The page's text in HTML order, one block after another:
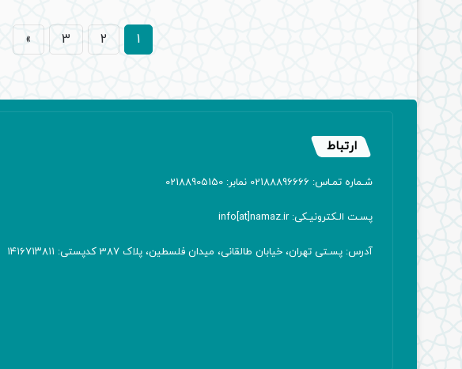
1
2
3
»
ارتباط
شـماره تمـاس: 02188896666 نمابر: 02188905150
پسـت الـکترونیـکی: info[at]namaz.ir
آدرس: پسـتی تهران، خیابان طالقانی، میدان فلسطین، پلاک 387 کدپستی: ۱۴۱۶۷۱۳۸۱۱